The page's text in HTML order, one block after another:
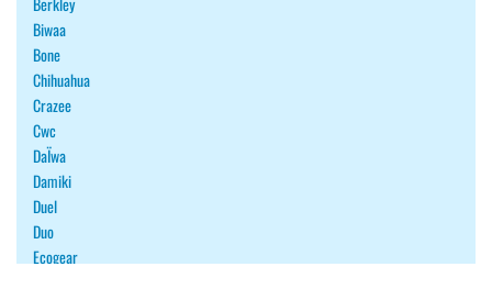
Biwaa
Bone
Chihuahua
Crazee
Cwc
DaÏwa
Damiki
Duel
Duo
Ecogear